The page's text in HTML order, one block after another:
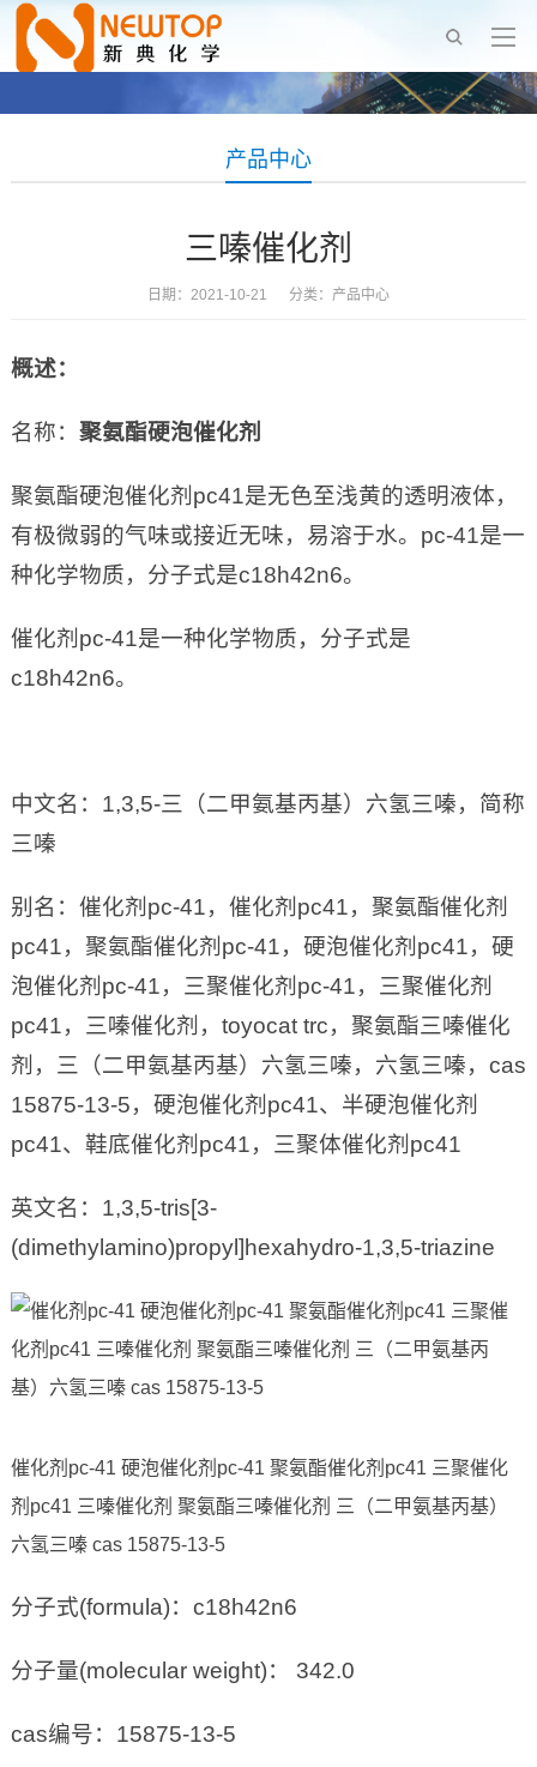
产品中心
三嗪催化剂
日期：2021-10-21 分类： 产品中心
概述：
名称： 聚氨酯硬泡催化剂
聚氨酯硬泡催化剂pc41是无色至浅黄的透明液体，
有极微弱的气味或接近无味，易溶于水。pc-41是一
种化学物质，分子式是c18h42n6。
催化剂pc-41是一种化学物质，分子式是
c18h42n6。
中文名：1,3,5-三（二甲氨基丙基）六氢三嗪，简称
三嗪
别名：催化剂pc-41，催化剂pc41，聚氨酯催化剂
pc41，聚氨酯催化剂pc-41，硬泡催化剂pc41，硬
泡催化剂pc-41，三聚催化剂pc-41，三聚催化剂
pc41，三嗪催化剂，toyocat trc，聚氨酯三嗪催化
剂，三（二甲氨基丙基）六氢三嗪，六氢三嗪，cas
15875-13-5，硬泡催化剂pc41、半硬泡催化剂
pc41、鞋底催化剂pc41，三聚体催化剂pc41
英文名：1,3,5-tris[3-
(dimethylamino)propyl]hexahydro-1,3,5-triazine
催化剂pc-41 硬泡催化剂pc-41 聚氨酯催化剂pc41 三聚催化
剂pc41 三嗪催化剂 聚氨酯三嗪催化剂 三（二甲氨基丙基）
六氢三嗪 cas 15875-13-5
分子式(formula)：c18h42n6
分子量(molecular weight)： 342.0
cas编号：15875-13-5